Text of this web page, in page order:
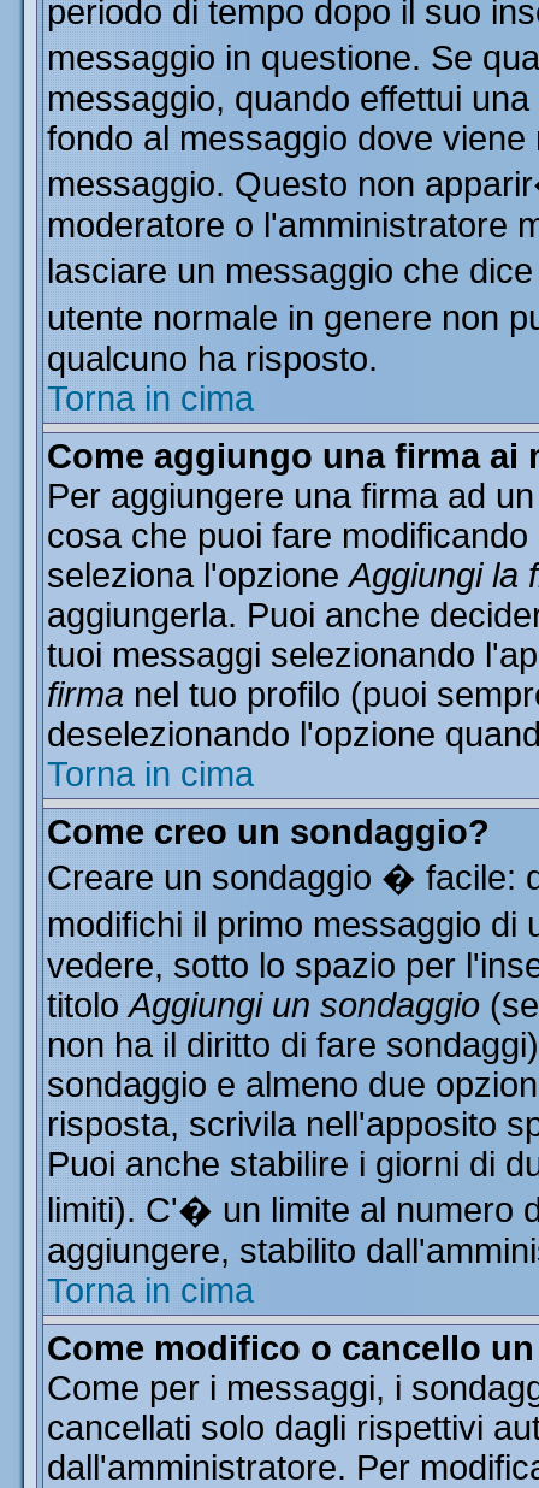
periodo di tempo dopo il suo
messaggio in questione. Se
messaggio, quando effettui
fondo al messaggio dove
messaggio. Questo non
moderatore o l'amministratore
lasciare un messaggio che
utente normale in genere non
qualcuno ha risposto.
Torna in cima
Come aggiungo una firma ai
Per aggiungere una firma ad
cosa che puoi fare
seleziona l'opzioneAggiungi la
aggiungerla. Puoi anche
tuoi messaggi selezionando
firma nel tuo profilo (puoi
deselezionando l'opzione
Torna in cima
Come creo un sondaggio?
Creare un sondaggio � facile:
modifichi il primo messaggio
vedere, sotto lo spazio per
titoloAggiungi un sondaggio
non ha il diritto di fare
sondaggio e almeno due
risposta, scrivila nell'apposito
Puoi anche stabilire i giorni di
limiti). C'� un limite al numero
aggiungere, stabilito
Torna in cima
Come modifico o cancello
Come per i messaggi, i
cancellati solo dagli rispettivi
dall'amministratore. Per